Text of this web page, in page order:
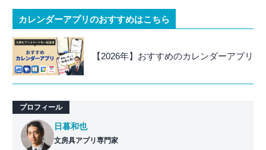
カレンダーアプリのおすすめはこちら
【2026年】おすすめのカレンダーアプリ
プロフィール
日暮和也
文房具アプリ専門家